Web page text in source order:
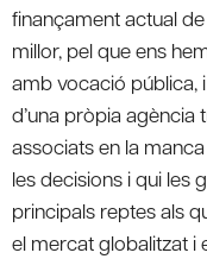
finançament actual
millor, pel que ens
amb vocació pública,
d’una pròpia agència
associats en la
les decisions i qui les
principals reptes als
el mercat globalitzat i